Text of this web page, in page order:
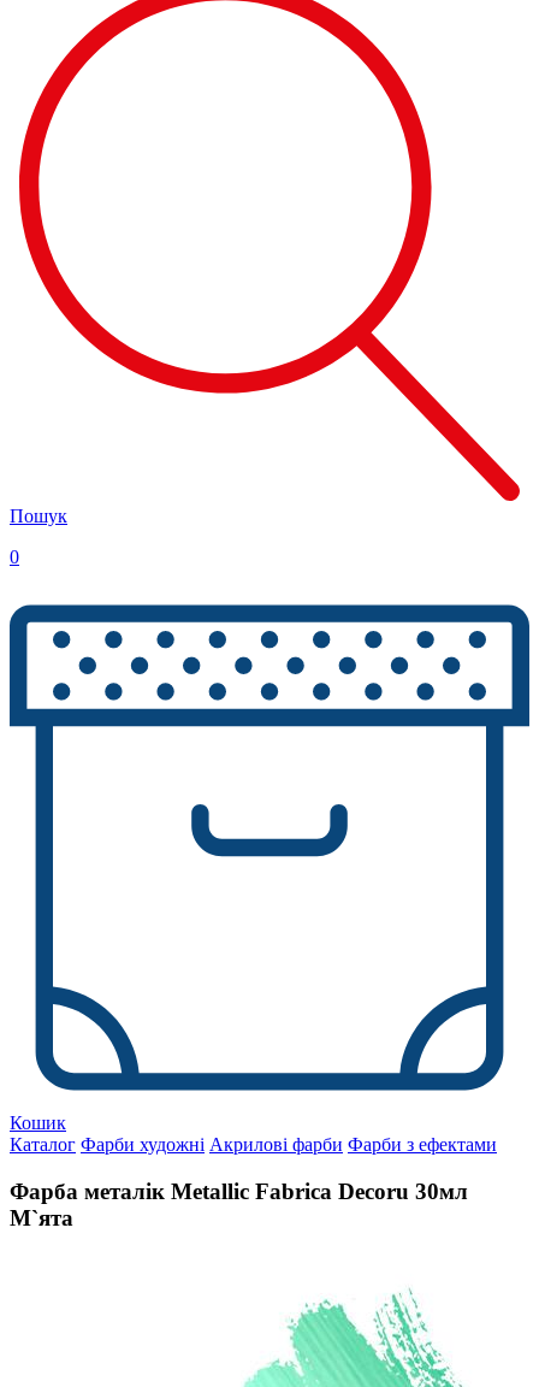
Пошук
0
Кошик
Каталог Фарби художні Акрилові фарби Фарби з ефектами
Фарба металік Metallic Fabrica Decoru 30мл
М`ята